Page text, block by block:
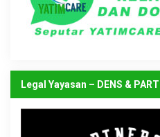
Legal Yayasan – DENS &